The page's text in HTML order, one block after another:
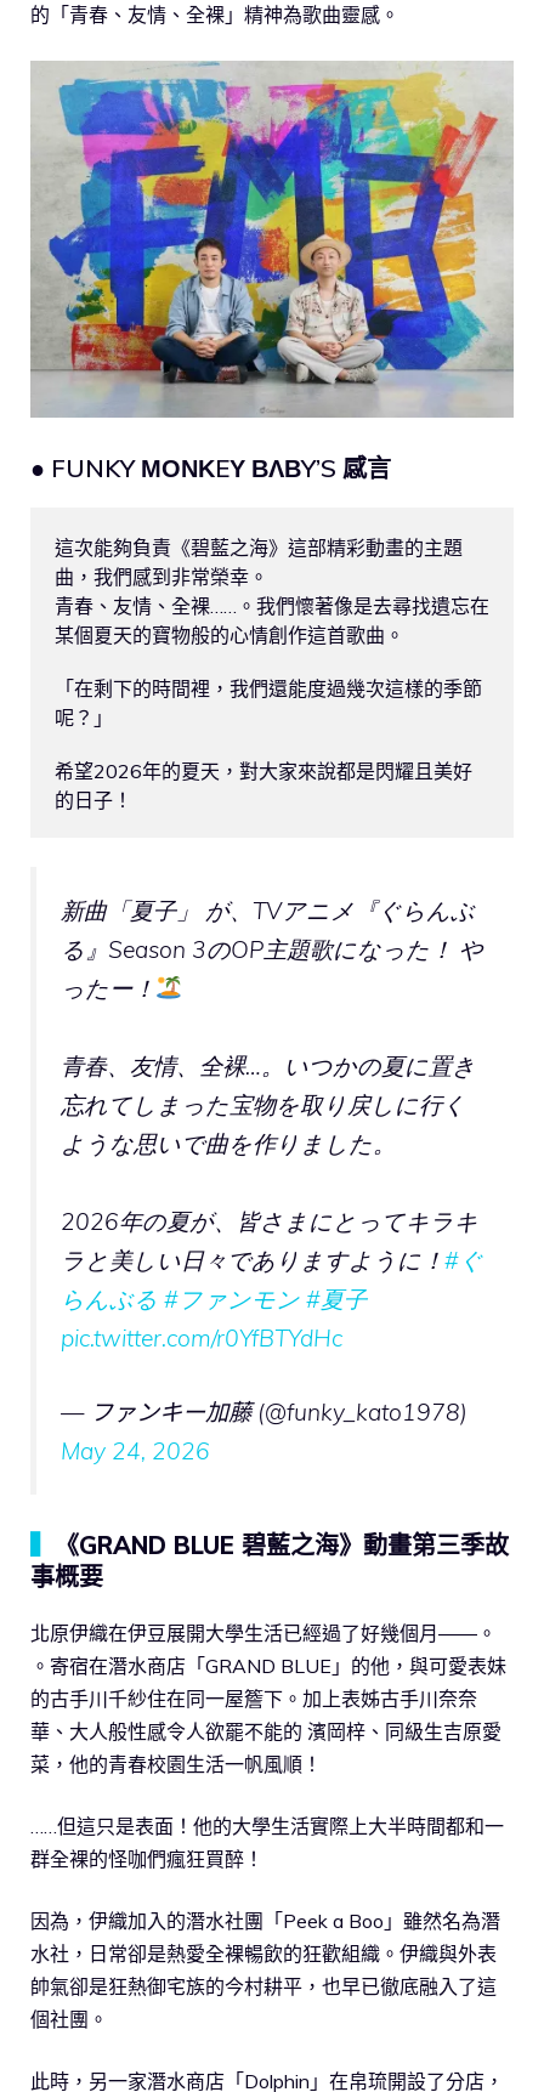
的「青春、友情、全裸」精神為歌曲靈感。
● FUNKY ΜΟΝΚEΥ ΒΛΒY’S 感言
這次能夠負責《碧藍之海》這部精彩動畫的主題
曲，我們感到非常榮幸。
青春、友情、全裸……。我們懷著像是去尋找遺忘在
某個夏天的寶物般的心情創作這首歌曲。
「在剩下的時間裡，我們還能度過幾次這樣的季節
呢？」
希望2026年的夏天，對大家來說都是閃耀且美好
的日子！
新曲「夏子」 が、TVアニメ『ぐらんぶ
る』Season 3のOP主題歌になった！ や
ったー！
青春、友情、全裸…。いつかの夏に置き
忘れてしまった宝物を取り戻しに行く
ような思いで曲を作りました。
2026年の夏が、皆さまにとってキラキ
ラと美しい日々でありますように！ #ぐ
らんぶる #ファンモン #夏子
pic.twitter.com/r0YfBTYdHc
— ファンキー加藤 (@funky_kato1978)
May 24, 2026
《GRAND BLUE 碧藍之海》動畫第三季故
事概要
北原伊織在伊豆展開大學生活已經過了好幾個月――。
。寄宿在潛水商店「GRAND BLUE」的他，與可愛表妹
的古手川千紗住在同一屋簷下。加上表姊古手川奈奈
華、大人般性感令人欲罷不能的 濱岡梓、同級生吉原愛
菜，他的青春校園生活一帆風順！
……但這只是表面！他的大學生活實際上大半時間都和一
群全裸的怪咖們瘋狂買醉！
因為，伊織加入的潛水社團「Peek a Boo」雖然名為潛
水社，日常卻是熱愛全裸暢飲的狂歡組織。伊織與外表
帥氣卻是狂熱御宅族的今村耕平，也早已徹底融入了這
個社團。
此時，另一家潛水商店「Dolphin」在帛琉開設了分店，